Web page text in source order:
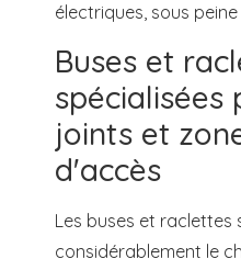
électriques, sous
Buses et
spécialisées
joints et
d'accès
Les buses et raclettes
considérablement le